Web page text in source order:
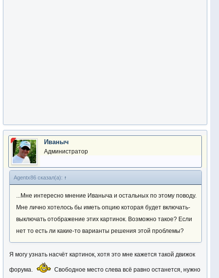
Иваныч
Администратор
Agentx86 сказал(а): ↑
...Мне интересно мнение Иваныча и остальных по этому поводу.
Мне лично хотелось бы иметь опцию которая будет включать-
выключать отображение этих картинок. Возможно такое? Если
нет то есть ли какие-то варианты решения этой проблемы?
Я могу узнать насчёт картинок, хотя это мне кажется такой движок
форума.
Свободное место слева всё равно останется, нужно